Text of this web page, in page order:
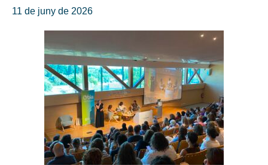
11 de juny de 2026